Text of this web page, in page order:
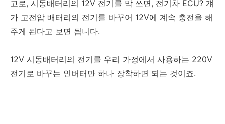
고로, 시동배터리의 12V 전기를 막 쓰면, 전기차 ECU? 걔
가 고전압 배터리의 전기를 바꾸어 12V에 계속 충전을 해
주게 된다고 보면 됩니다.
12V 시동배터리의 전기를 우리 가정에서 사용하는 220V
전기로 바꾸는 인버터만 하나 장착하면 되는 것이죠.